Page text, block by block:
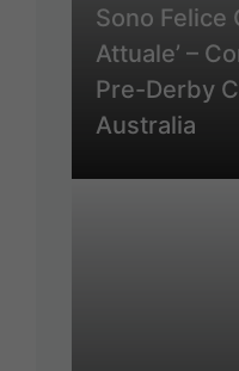
Sono Felice
Attuale’ –
Pre-Derby
Australia